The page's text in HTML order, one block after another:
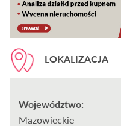
LOKALIZACJA
Województwo:
Mazowieckie